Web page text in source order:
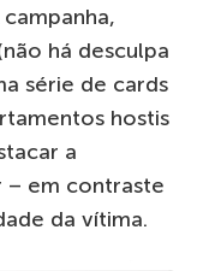
há desculpa
série de cards
hostis
a
– em contraste
da vítima.